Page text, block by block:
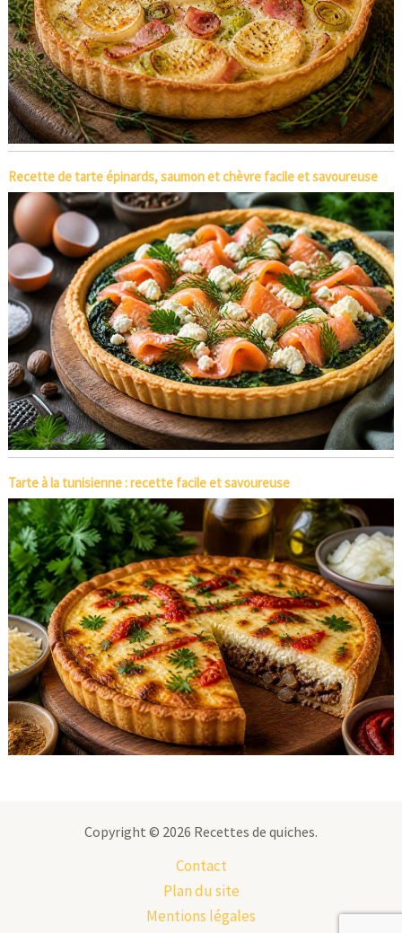
Recette de tarte épinards, saumon et chèvre facile et savoureuse
Tarte à la tunisienne : recette facile et savoureuse
Copyright © 2026 Recettes de quiches.
Contact
Plan du site
Mentions légales